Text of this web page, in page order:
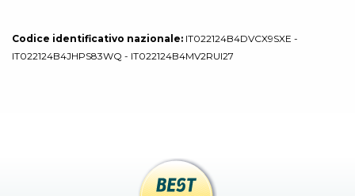
Codice identificativo nazionale: IT022124B4DVCX9SXE -
IT022124B4JHPS83WQ - IT022124B4MV2RUI27